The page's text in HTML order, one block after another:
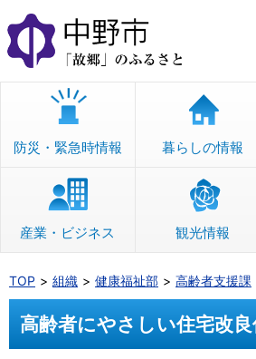
本
文
へ
移
防災・緊急時情報 暮らしの情報
産業・ビジネス 観光情報
TOP 組織 健康福祉部 高齢者支援課
高齢者にやさしい住宅改